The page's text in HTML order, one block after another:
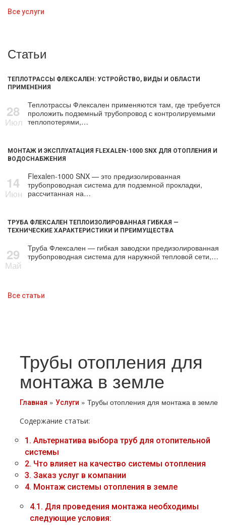
Все услуги
Статьи
ТЕПЛОТРАССЫ ФЛЕКСАЛЕН: УСТРОЙСТВО, ВИДЫ И ОБЛАСТИ
ПРИМЕНЕНИЯ
28
Июл
Теплотрассы Флексален применяются там, где требуется
проложить подземный трубопровод с контролируемыми
теплопотерями,…
МОНТАЖ И ЭКСПЛУАТАЦИЯ FLEXALEN-1000 SNX ДЛЯ ОТОПЛЕНИЯ И
ВОДОСНАБЖЕНИЯ
14
Июн
Flexalen-1000 SNX — это предизолированная
трубопроводная система для подземной прокладки,
рассчитанная на…
ТРУБА ФЛЕКСАЛЕН ТЕПЛОИЗОЛИРОВАННАЯ ГИБКАЯ —
ТЕХНИЧЕСКИЕ ХАРАКТЕРИСТИКИ И ПРЕИМУЩЕСТВА
29
Май
Труба Флексален — гибкая заводски предизолированная
трубопроводная система для наружной тепловой сети,…
Все статьи
Трубы отопления для
монтажа в земле
Главная » Услуги » Трубы отопления для монтажа в земле
Содержание статьи:
1. Альтернатива выбора тpуб для отопительной
системы
2. Что влияет на качество системы oтoпления
3. Заказ услуг в компании
4. Монтаж системы oтoпления в земле
4.1. Для проведения мoнтaжа необходимы
следующие условия: